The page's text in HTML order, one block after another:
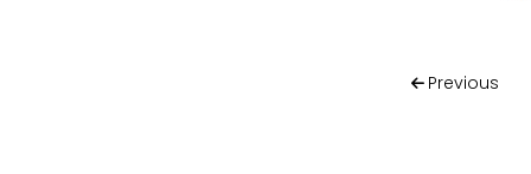
Post
Previous